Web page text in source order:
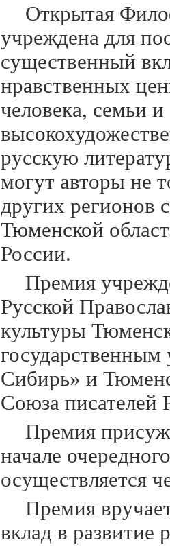
Открытая
учреждена для
существенный
нравственных
человека, семьи
русскую
могут авторы не
других регионов
Тюменской
России.
Премия
Русской
культуры
Сибирь» и
Союза писателей
Премия
начале
осуществляется
Премия
вклад в развитие